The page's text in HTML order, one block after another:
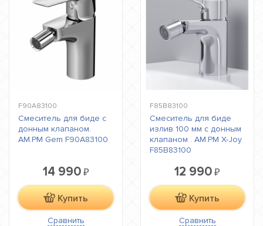
F90A83100
Смеситель для биде с
донным клапаном.
AM.PM Gem F90A83100
14 990₽
Купить
Сравнить
F85B83100
Смеситель для биде
излив 100 мм с донным
клапаном . AM.PM X-Joy
F85B83100
12 990 ₽
Купить
Сравнить